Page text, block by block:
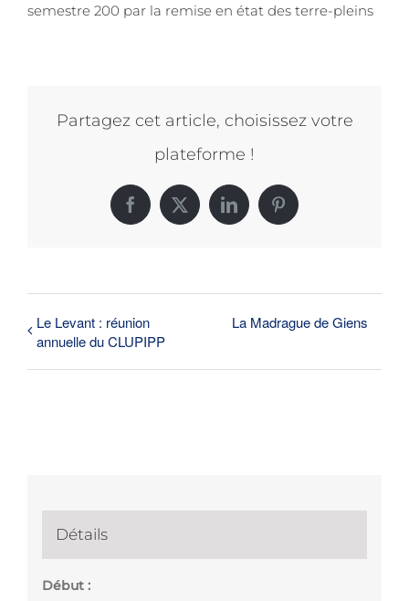
semestre 200 par la remise en état des terre-pleins
Partagez cet article, choisissez votre
plateforme !
Facebook
X LinkedInPinterest
Le Levant : réunion
annuelle du CLUPIPP
La Madrague de Giens
Détails
Début :